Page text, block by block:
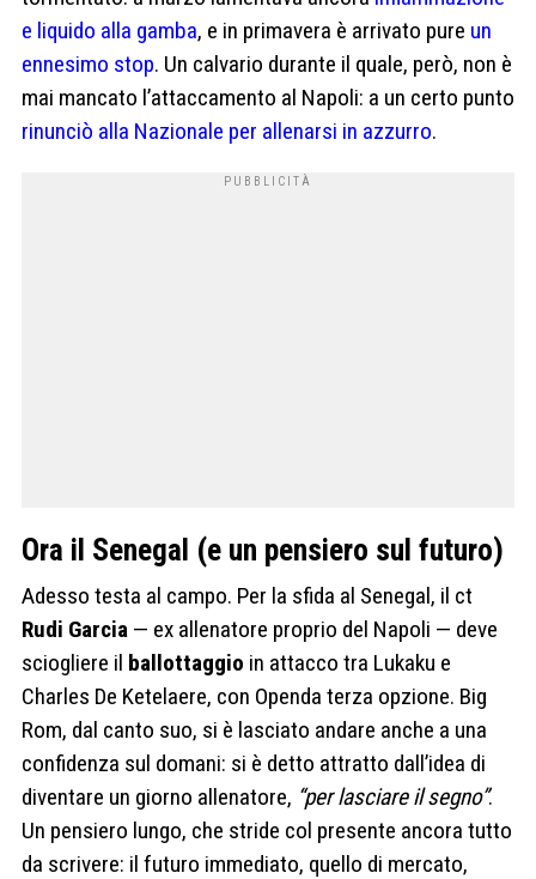
e liquido alla gamba, e in primavera è arrivato pure un
ennesimo stop. Un calvario durante il quale, però, non è
mai mancato l’attaccamento al Napoli: a un certo punto
rinunciò alla Nazionale per allenarsi in azzurro.
Ora il Senegal (e un pensiero sul futuro)
Adesso testa al campo. Per la sfida al Senegal, il ct
Rudi Garcia — ex allenatore proprio del Napoli — deve
sciogliere il ballottaggio in attacco tra Lukaku e
Charles De Ketelaere, con Openda terza opzione. Big
Rom, dal canto suo, si è lasciato andare anche a una
confidenza sul domani: si è detto attratto dall’idea di
diventare un giorno allenatore, “per lasciare il segno”.
Un pensiero lungo, che stride col presente ancora tutto
da scrivere: il futuro immediato, quello di mercato,